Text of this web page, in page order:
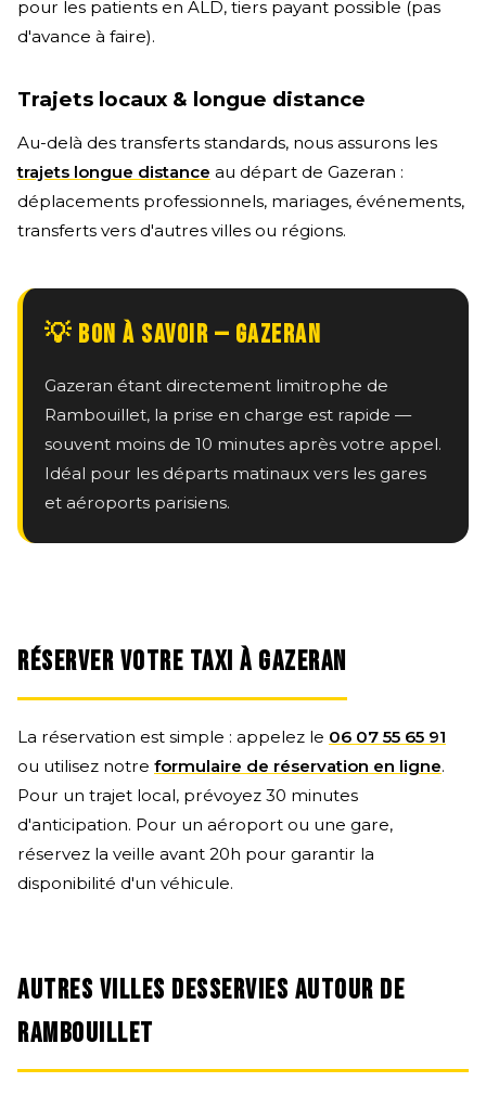
pour les patients en ALD, tiers payant possible (pas
d'avance à faire).
Trajets locaux & longue distance
Au-delà des transferts standards, nous assurons les
trajets longue distance au départ de Gazeran :
déplacements professionnels, mariages, événements,
transferts vers d'autres villes ou régions.
💡 BON À SAVOIR — GAZERAN
Gazeran étant directement limitrophe de
Rambouillet, la prise en charge est rapide —
souvent moins de 10 minutes après votre appel.
Idéal pour les départs matinaux vers les gares
et aéroports parisiens.
RÉSERVER VOTRE TAXI À GAZERAN
La réservation est simple : appelez le 06 07 55 65 91
ou utilisez notre formulaire de réservation en ligne.
Pour un trajet local, prévoyez 30 minutes
d'anticipation. Pour un aéroport ou une gare,
réservez la veille avant 20h pour garantir la
disponibilité d'un véhicule.
AUTRES VILLES DESSERVIES AUTOUR DE
RAMBOUILLET